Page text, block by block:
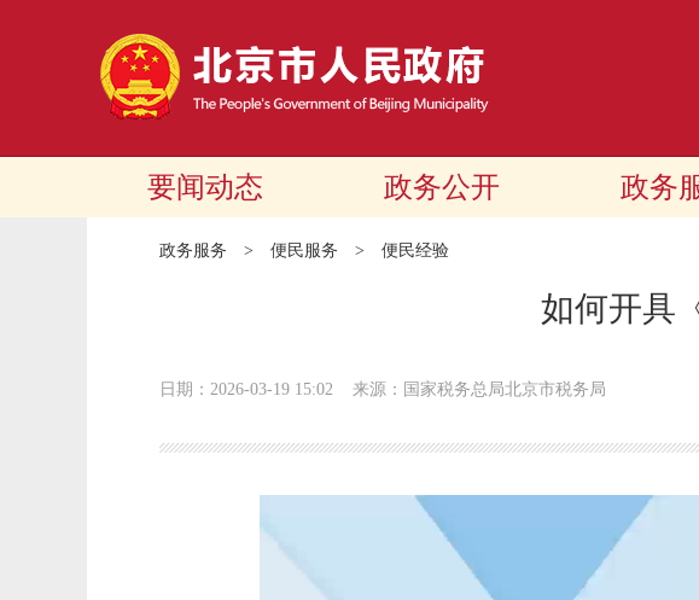
要闻动态 政务公开 政务
政务服务 > 便民服务 > 便民经验
如何开具
日期：2026-03-19 15:02 来源：国家税务总局北京市税务局